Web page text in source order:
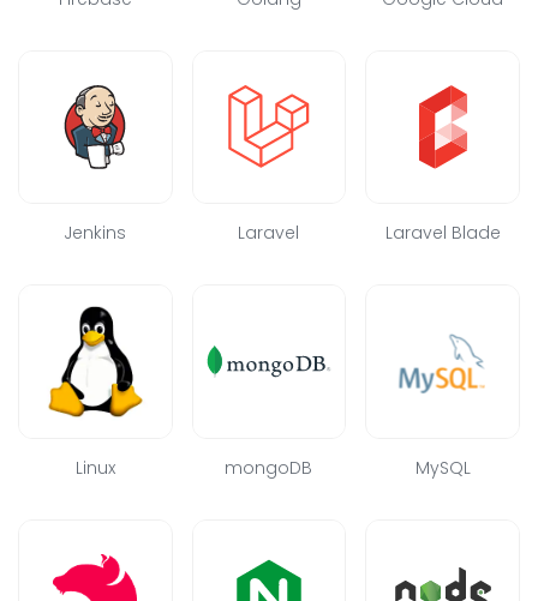
Jenkins Laravel Laravel Blade
Linux mongoDB MySQL